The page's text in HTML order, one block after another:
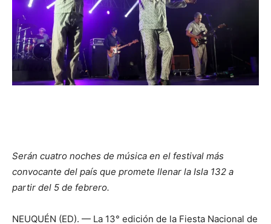
Serán cuatro noches de música en el festival más
convocante del país que promete llenar la Isla 132 a
partir del 5 de febrero.
NEUQUÉN (ED). — La 13° edición de la Fiesta Nacional de